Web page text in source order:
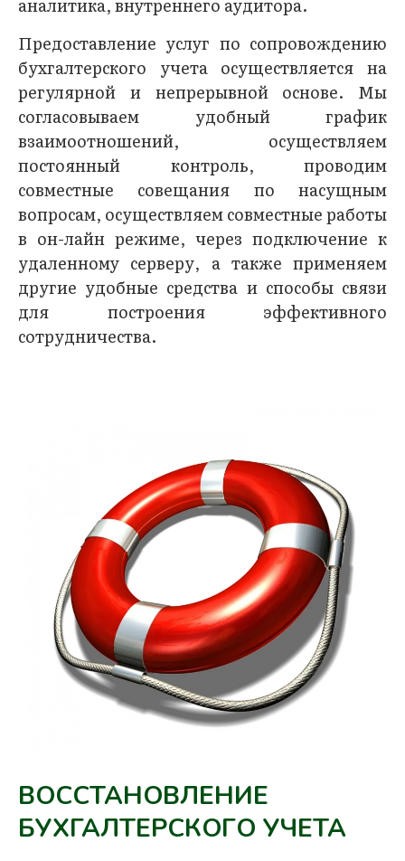
Предоставление услуг по сопровождению
бухгалтерского учета осуществляется на
регулярной и непрерывной основе. Мы
согласовываем удобный график
взаимоотношений, осуществляем
постоянный контроль, проводим
совместные совещания по насущным
вопросам, осуществляем совместные работы
в он-лайн режиме, через подключение к
удаленному серверу, а также применяем
другие удобные средства и способы связи
для построения эффективного
сотрудничества.
ВОССТАНОВЛЕНИЕ
БУХГАЛТЕРСКОГО УЧЕТА